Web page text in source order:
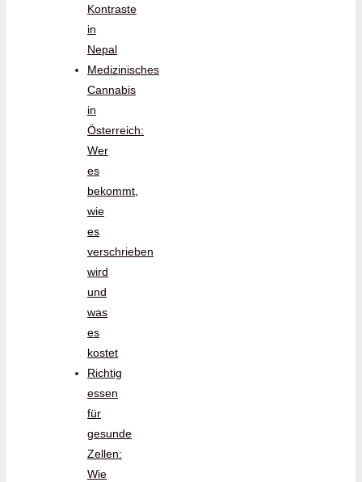
Kontraste
in
Nepal
Medizinisches
Cannabis
in
Österreich:
Wer
es
bekommt,
wie
es
verschrieben
wird
und
was
es
kostet
Richtig
essen
für
gesunde
Zellen:
Wie